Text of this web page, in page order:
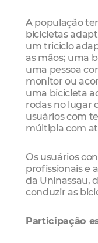
A população
bicicletas
um triciclo
as mãos; uma
uma pessoa
monitor ou
uma bicicleta
rodas no lugar
usuários com
múltipla com
Os usuários
profissionais e
da Uninassau,
conduzir as
Participação